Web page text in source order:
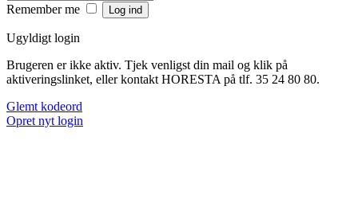
Remember me
Ugyldigt login
Brugeren er ikke aktiv. Tjek venligst din mail og klik på
aktiveringslinket, eller kontakt HORESTA på tlf. 35 24 80 80.
Glemt kodeord
Opret nyt login